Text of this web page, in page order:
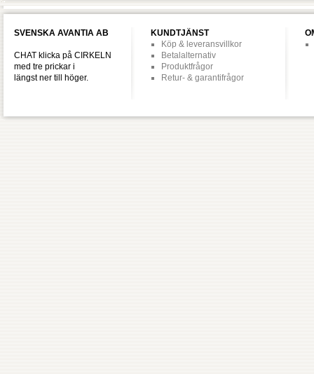
SVENSKA AVANTIA AB
CHAT klicka på CIRKELN
med tre prickar i
längst ner till höger.
KUNDTJÄNST
Köp & leveransvillkor
Betalalternativ
Produktfrågor
Retur- & garantifrågor